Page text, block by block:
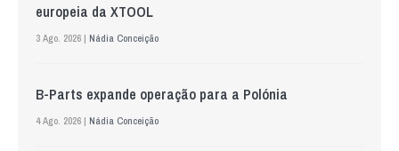
europeia da XTOOL
3 Ago. 2026 | Nádia Conceição
B-Parts expande operação para a Polónia
4 Ago. 2026 | Nádia Conceição